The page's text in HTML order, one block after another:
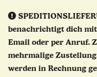
benachrichtigt dich
Email oder per Anruf.
mehrmalige
werden in Rechnung